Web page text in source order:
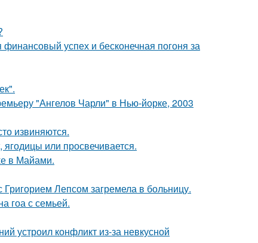
успех и бесконечная погоня за
"Ангелов Чарли" в Нью-йорке, 2003
извиняются.
ягодицы или просвечивается.
в Майами.
Лепсом загремела в больницу.
гоа с семьей.
устроил конфликт из-за невкусной